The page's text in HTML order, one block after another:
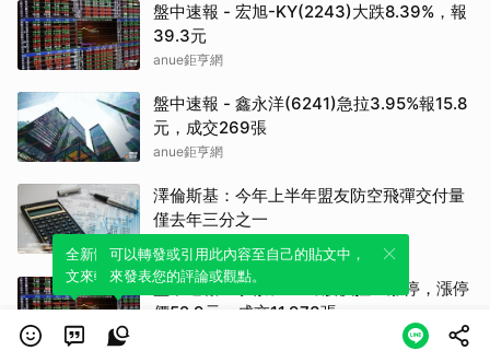
盤中速報 - 宏旭-KY(2243)大跌8.39%，報
39.3元
anue鉅亨網
盤中速報 - 鑫永洋(6241)急拉3.95%報15.8
元，成交269張
anue鉅亨網
澤倫斯基：今年上半年盟友防空飛彈交付量
僅去年三分之一
anue鉅亨網
盤中速報 - 承啟(2425)股價拉至漲停，漲停
價52.9元，成交11,973張
全新體驗！一鍵引用此內容，透過發布貼
文來輕鬆表達個人立場。
可以轉發或引用此內容至自己的貼文中，
來發表您的評論或觀點。